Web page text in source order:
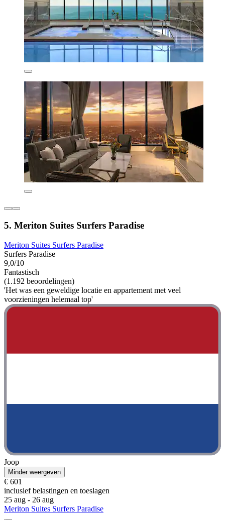
5. Meriton Suites Surfers Paradise
Meriton Suites Surfers Paradise
Surfers Paradise
9,0/10
Fantastisch
(1.192 beoordelingen)
'Het was een geweldige locatie en appartement met veel
voorzieningen helemaal top'
Joop
Minder weergeven
€ 601
inclusief belastingen en toeslagen
25 aug - 26 aug
Meriton Suites Surfers Paradise